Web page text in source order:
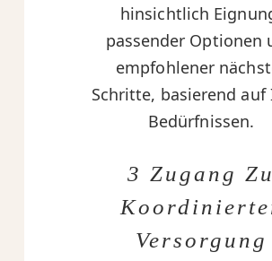
hinsichtlich
passender Optionen
empfohlener
Schritte, basierend auf
Bedürfnissen.
3 Zugang Zu
Versorgung